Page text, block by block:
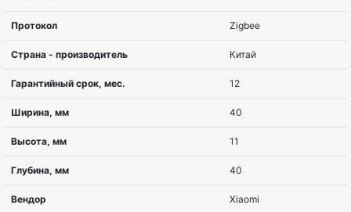
Тип
Тип товара
Вес, г 11,5
Дальность охвата, м
Цвет